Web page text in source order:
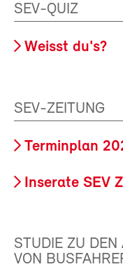
SEV-QUIZ
Weisst du's?
SEV-ZEITUNG
Terminplan
Inserate SEV
STUDIE ZU DEN
VON